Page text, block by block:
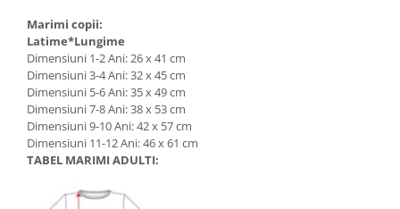
Marimi copii:
Latime*Lungime
Dimensiuni 1-2 Ani: 26 x 41 cm
Dimensiuni 3-4 Ani: 32 x 45 cm
Dimensiuni 5-6 Ani: 35 x 49 cm
Dimensiuni 7-8 Ani: 38 x 53 cm
Dimensiuni 9-10 Ani: 42 x 57 cm
Dimensiuni 11-12 Ani: 46 x 61 cm
TABEL MARIMI ADULTI: